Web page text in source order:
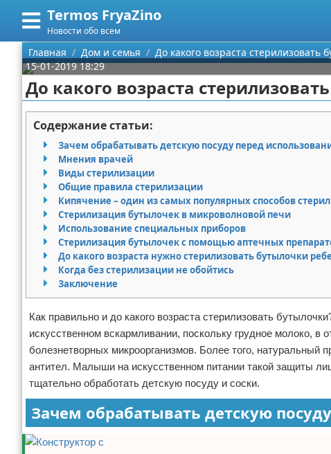
Termos FryaZino
Новости обо всем
Меню
Главная
Категории
Программирование
Дом и семья
Автомобили
Строительство и ремонт
Здоровье
Компьютеры
Личность
Поиск
О проекте
Контакты
Сотрудничество
Размещение рекламы
Для правообладателей
Условия предоставления информации
Отказ от ответственности
Главная Дом и семья
До какого возраста стерилизовать
15-01-2019 18:29
До какого возраста
Содержание статьи:
Зачем обрабатывать детскую посуду перед
Мнения врачей
Виды стерилизации
Общие правила стерилизации
Кипячение – один из самых популярных способов
Стерилизация бутылочек в микроволновой печи
Использование специальных приборов
Стерилизация бутылочек с помощью аптечных
До какого возраста нужно стерилизовать бутылочки
Когда без стерилизации не обойтись
Заключение
Как правильно и до какого возраста стерилизовать
искусственном вскармливании, поскольку грудное молоко, в
болезнетворных микроорганизмов. Более того, натуральный
антител. Малыши на искусственном питании такой защиты
тщательно обработать детскую посуду и соски.
Зачем обрабатывать детскую